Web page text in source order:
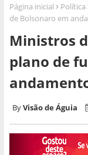
Página inicial Política
de Bolsonaro em
Ministros
plano de
Visão de Águia